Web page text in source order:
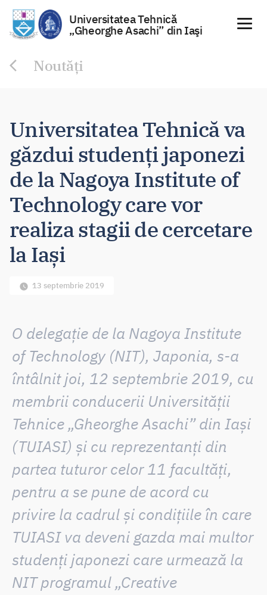
Universitatea Tehnică
„Gheorghe Asachi” din Iaşi
Noutăți
Universitatea Tehnică va
găzdui studenți japonezi
de la Nagoya Institute of
Technology care vor
realiza stagii de cercetare
la Iași
13 septembrie 2019
O delegație de la Nagoya Institute
of Technology (NIT), Japonia, s-a
întâlnit joi, 12 septembrie 2019, cu
membrii conducerii Universității
Tehnice „Gheorghe Asachi” din Iași
(TUIASI) și cu reprezentanți din
partea tuturor celor 11 facultăți,
pentru a se pune de acord cu
privire la cadrul și condițiile în care
TUIASI va deveni gazda mai multor
studenți japonezi care urmează la
NIT programul „Creative